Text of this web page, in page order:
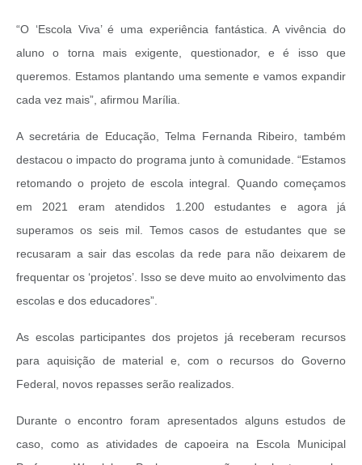
“O ‘Escola Viva’ é uma experiência fantástica. A vivência do
aluno o torna mais exigente, questionador, e é isso que
queremos. Estamos plantando uma semente e vamos expandir
cada vez mais”, afirmou Marília.
A secretária de Educação, Telma Fernanda Ribeiro, também
destacou o impacto do programa junto à comunidade. “Estamos
retomando o projeto de escola integral. Quando começamos
em 2021 eram atendidos 1.200 estudantes e agora já
superamos os seis mil. Temos casos de estudantes que se
recusaram a sair das escolas da rede para não deixarem de
frequentar os ‘projetos’. Isso se deve muito ao envolvimento das
escolas e dos educadores”.
As escolas participantes dos projetos já receberam recursos
para aquisição de material e, com o recursos do Governo
Federal, novos repasses serão realizados.
Durante o encontro foram apresentados alguns estudos de
caso, como as atividades de capoeira na Escola Municipal